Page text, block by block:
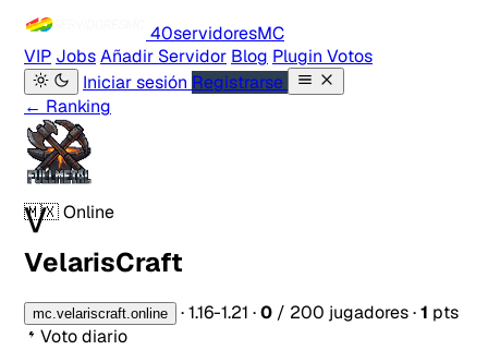
40servidoresMC
VIP JobsAñadir Servidor Blog Plugin Votos
Iniciar sesión Registrarse
← Ranking
V
🇲🇽Online
VelarisCraft
mc.velariscraft.online ·1.16-1.21 ·0 / 200 jugadores·1 pts
Voto diario